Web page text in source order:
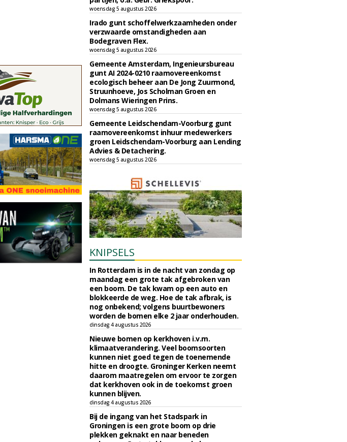
woensdag 5 augustus 2026
Irado gunt schoffelwerkzaamheden onder
verzwaarde omstandigheden aan
Bodegraven Flex.
woensdag 5 augustus 2026
Gemeente Amsterdam, Ingenieursbureau
gunt AI 2024-0210 raamovereenkomst
ecologisch beheer aan De Jong Zuurmond,
Struunhoeve, Jos Scholman Groen en
Dolmans Wieringen Prins.
woensdag 5 augustus 2026
Gemeente Leidschendam-Voorburg gunt
raamovereenkomst inhuur medewerkers
groen Leidschendam-Voorburg aan Lending
Advies & Detachering.
woensdag 5 augustus 2026
KNIPSELS
In Rotterdam is in de nacht van zondag op
maandag een grote tak afgebroken van
een boom. De tak kwam op een auto en
blokkeerde de weg. Hoe de tak afbrak, is
nog onbekend; volgens buurtbewoners
worden de bomen elke 2 jaar onderhouden.
dinsdag 4 augustus 2026
Nieuwe bomen op kerkhoven i.v.m.
klimaatverandering. Veel boomsoorten
kunnen niet goed tegen de toenemende
hitte en droogte. Groninger Kerken neemt
daarom maatregelen om ervoor te zorgen
dat kerkhoven ook in de toekomst groen
kunnen blijven.
dinsdag 4 augustus 2026
Bij de ingang van het Stadspark in
Groningen is een grote boom op drie
plekken geknakt en naar beneden